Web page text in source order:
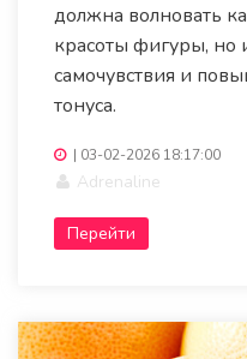
должна волновать
красоты фигуры, но
самочувствия и
тонуса.
| 03-02-2026 18:17:00
Adrenaline
Перейти